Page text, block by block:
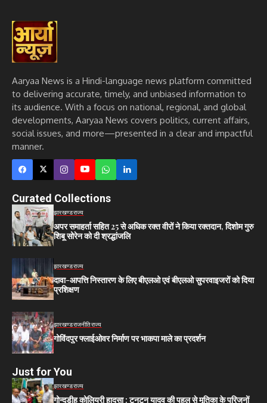
Aaryaa News is a Hindi-language news platform committed
to delivering accurate, timely, and unbiased information to
its audience. With a focus on national, regional, and global
developments, Aaryaa News covers politics, current affairs,
social issues, and more—presented in a clear and impactful
manner.
Curated Collections
झारखण्डराज्य
अपर समाहर्ता सहित 25 से अधिक रक्त वीरों ने किया रक्तदान, दिशोम गुरु
शिबू सोरेन को दी श्रद्धांजलि
झारखण्डराज्य
दावा-आपत्ति निस्तारण के लिए बीएलओ एवं बीएलओ सुपरवाइजरों को दिया
प्रशिक्षण
झारखण्डराजनीतिराज्य
गोविंदपुर फ्लाईओवर निर्माण पर भाकपा माले का प्रदर्शन
Just for You
झारखण्डराज्य
गोन्दुडीह कोलियरी हादसा : टुनटुन यादव की पहल से मृतिका के परिजनों